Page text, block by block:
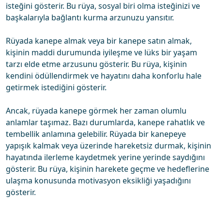
isteğini gösterir. Bu rüya, sosyal biri olma isteğinizi ve
başkalarıyla bağlantı kurma arzunuzu yansıtır.
Rüyada kanepe almak veya bir kanepe satın almak,
kişinin maddi durumunda iyileşme ve lüks bir yaşam
tarzı elde etme arzusunu gösterir. Bu rüya, kişinin
kendini ödüllendirmek ve hayatını daha konforlu hale
getirmek istediğini gösterir.
Ancak, rüyada kanepe görmek her zaman olumlu
anlamlar taşımaz. Bazı durumlarda, kanepe rahatlık ve
tembellik anlamına gelebilir. Rüyada bir kanepeye
yapışık kalmak veya üzerinde hareketsiz durmak, kişinin
hayatında ilerleme kaydetmek yerine yerinde saydığını
gösterir. Bu rüya, kişinin harekete geçme ve hedeflerine
ulaşma konusunda motivasyon eksikliği yaşadığını
gösterir.